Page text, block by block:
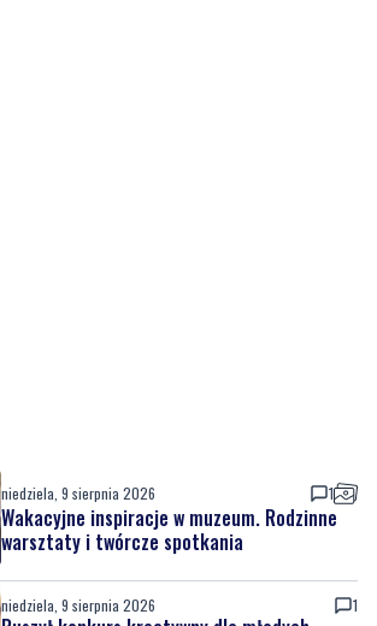
niedziela, 9 sierpnia 2026 1
Wakacyjne inspiracje w muzeum. Rodzinne
warsztaty i twórcze spotkania
niedziela, 9 sierpnia 2026 1